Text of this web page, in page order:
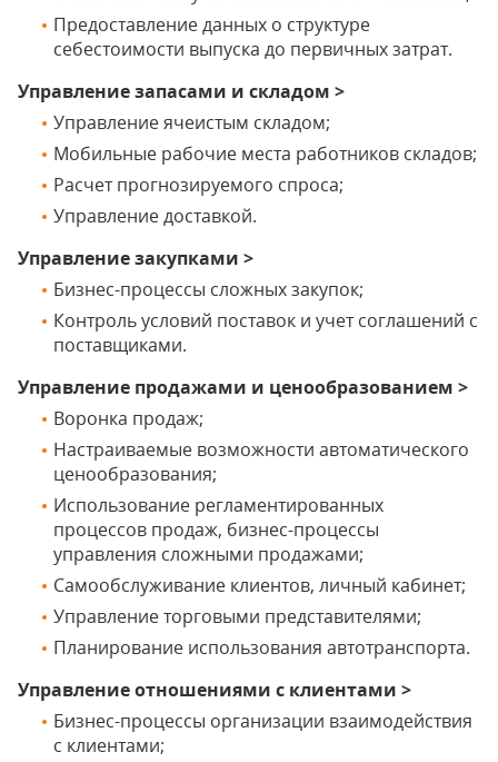
Предоставление данных о структуре
себестоимости выпуска до первичных затрат.
Управление запасами и складом >
Управление ячеистым складом;
Мобильные рабочие места работников складов;
Расчет прогнозируемого спроса;
Управление доставкой.
Управление закупками >
Бизнес-процессы сложных закупок;
Контроль условий поставок и учет соглашений с
поставщиками.
Управление продажами и ценообразованием >
Воронка продаж;
Настраиваемые возможности автоматического
ценообразования;
Использование регламентированных
процессов продаж, бизнес-процессы
управления сложными продажами;
Самообслуживание клиентов, личный кабинет;
Управление торговыми представителями;
Планирование использования автотранспорта.
Управление отношениями с клиентами >
Бизнес-процессы организации взаимодействия
с клиентами;